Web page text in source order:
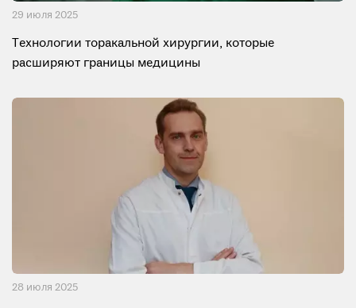
29 июля 2025
Технологии торакальной хирургии, которые
расширяют границы медицины
28 июля 2025